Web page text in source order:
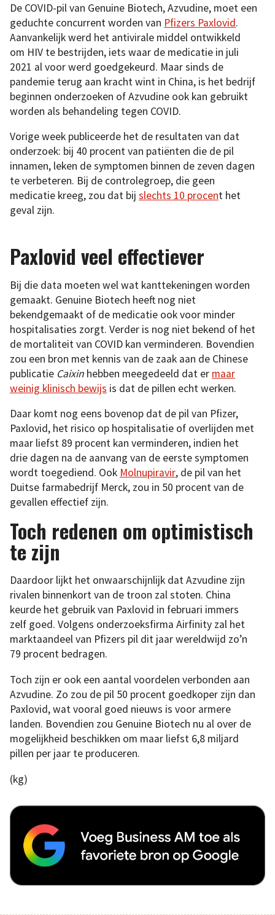
De COVID-pil van Genuine Biotech, Azvudine, moet een
geduchte concurrent worden van Pfizers Paxlovid.
Aanvankelijk werd het antivirale middel ontwikkeld
om HIV te bestrijden, iets waar de medicatie in juli
2021 al voor werd goedgekeurd. Maar sinds de
pandemie terug aan kracht wint in China, is het bedrijf
beginnen onderzoeken of Azvudine ook kan gebruikt
worden als behandeling tegen COVID.
Vorige week publiceerde het de resultaten van dat
onderzoek: bij 40 procent van patiënten die de pil
innamen, leken de symptomen binnen de zeven dagen
te verbeteren. Bij de controlegroep, die geen
medicatie kreeg, zou dat bij slechts 10 procent het
geval zijn.
Paxlovid veel effectiever
Bij die data moeten wel wat kanttekeningen worden
gemaakt. Genuine Biotech heeft nog niet
bekendgemaakt of de medicatie ook voor minder
hospitalisaties zorgt. Verder is nog niet bekend of het
de mortaliteit van COVID kan verminderen. Bovendien
zou een bron met kennis van de zaak aan de Chinese
publicatie Caixin hebben meegedeeld dat er maar
weinig klinisch bewijs is dat de pillen echt werken.
Daar komt nog eens bovenop dat de pil van Pfizer,
Paxlovid, het risico op hospitalisatie of overlijden met
maar liefst 89 procent kan verminderen, indien het
drie dagen na de aanvang van de eerste symptomen
wordt toegediend. Ook Molnupiravir, de pil van het
Duitse farmabedrijf Merck, zou in 50 procent van de
gevallen effectief zijn.
Toch redenen om optimistisch
te zijn
Daardoor lijkt het onwaarschijnlijk dat Azvudine zijn
rivalen binnenkort van de troon zal stoten. China
keurde het gebruik van Paxlovid in februari immers
zelf goed. Volgens onderzoeksfirma Airfinity zal het
marktaandeel van Pfizers pil dit jaar wereldwijd zo’n
79 procent bedragen.
Toch zijn er ook een aantal voordelen verbonden aan
Azvudine. Zo zou de pil 50 procent goedkoper zijn dan
Paxlovid, wat vooral goed nieuws is voor armere
landen. Bovendien zou Genuine Biotech nu al over de
mogelijkheid beschikken om maar liefst 6,8 miljard
pillen per jaar te produceren.
(kg)